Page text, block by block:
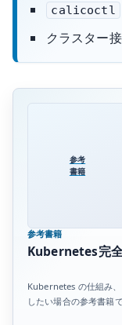
calicoctl
クラスター
参考
書籍
参考書籍
Kubernetes完
Kubernetes の仕組み
したい場合の参考書籍